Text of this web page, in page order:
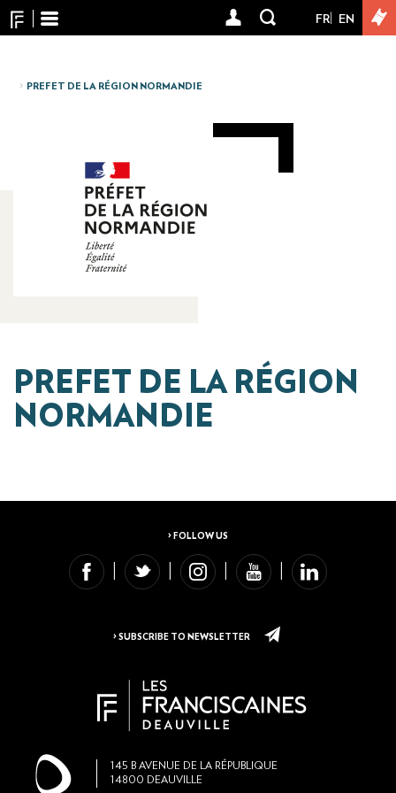
Cookies management panel
Skip
to
User
FR EN
PREFET DE LA RÉGION NORMANDIE
PREFET DE LA RÉGION
NORMANDIE
> FOLLOW US
> SUBSCRIBE TO NEWSLETTER
145 B AVENUE DE LA RÉPUBLIQUE
14800 DEAUVILLE